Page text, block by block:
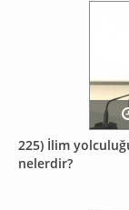
225) İlim
nelerdir?